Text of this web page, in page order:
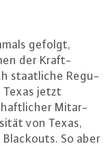
gefolgt,
der Kraft­
staat­li­che Re­gu­
jetzt
Mit­ar­
von Texas,
So aber